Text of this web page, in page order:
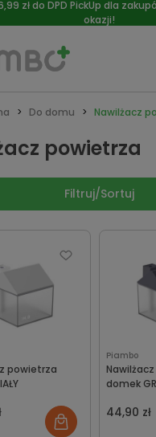
zł do DPD PickUp dla
okazji!
Do domu Nawilżacz
powietrza
Filtruj/Sortuj
powietrza
Piambo
domek
44,90 zł